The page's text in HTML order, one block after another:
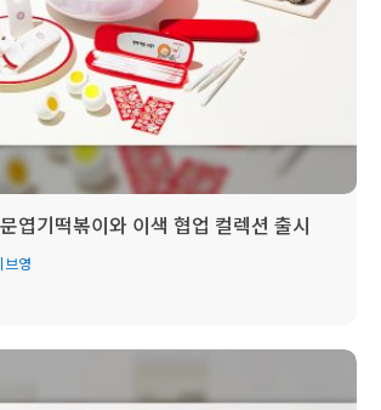
엽기떡볶이와 이색 협업 컬렉션 출시
브영